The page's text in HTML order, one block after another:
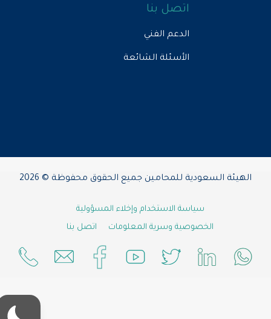
اتصل بنا
الدعم الفني
الأسئلة الشائعة
الهيئة السعودية للمحامين جميع الحقوق محفوظة © 2026
سياسة الاستخدام وإخلاء المسؤولية
الخصوصية وسرية المعلومات
اتصل بنا